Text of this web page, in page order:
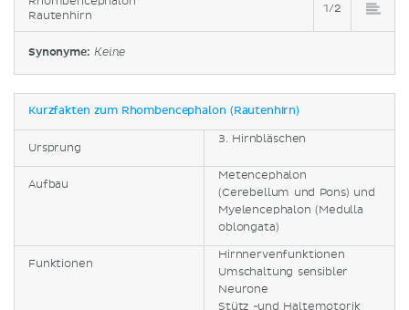
Rautenhirn
1/2
Synonyme: Keine
Kurzfakten zum Rhombencephalon (Rautenhirn)
Ursprung
3. Hirnbläschen
Aufbau
Metencephalon
(Cerebellum und Pons) und
Myelencephalon (Medulla
oblongata)
Funktionen
Hirnnervenfunktionen
Umschaltung sensibler
Neurone
Stütz -und Haltemotorik